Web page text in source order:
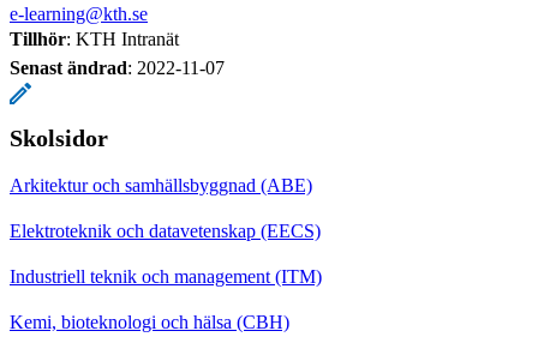
e-learning@kth.se
Tillhör: KTH Intranät
Senast ändrad: 2022-11-07
Skolsidor
Arkitektur och samhällsbyggnad (ABE)
Elektroteknik och datavetenskap (EECS)
Industriell teknik och management (ITM)
Kemi, bioteknologi och hälsa (CBH)